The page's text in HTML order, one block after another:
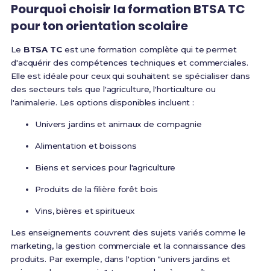
Pourquoi choisir la formation BTSA TC
pour ton orientation scolaire
Le BTSA TCest une formation complète qui te permet
d'acquérir des compétences techniques et commerciales.
Elle est idéale pour ceux qui souhaitent se spécialiser dans
des secteurs tels que l'agriculture, l'horticulture ou
l'animalerie. Les options disponibles incluent :
Univers jardins et animaux de compagnie
Alimentation et boissons
Biens et services pour l'agriculture
Produits de la filière forêt bois
Vins, bières et spiritueux
Les enseignements couvrent des sujets variés comme le
marketing, la gestion commerciale et la connaissance des
produits. Par exemple, dans l'option "univers jardins et